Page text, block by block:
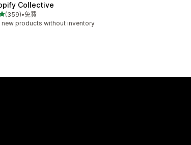
Collective
分 5 顆星
(359)
359 則評價
•免費
new products without inventory